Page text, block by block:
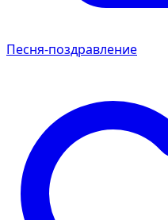
Песня-поздравление